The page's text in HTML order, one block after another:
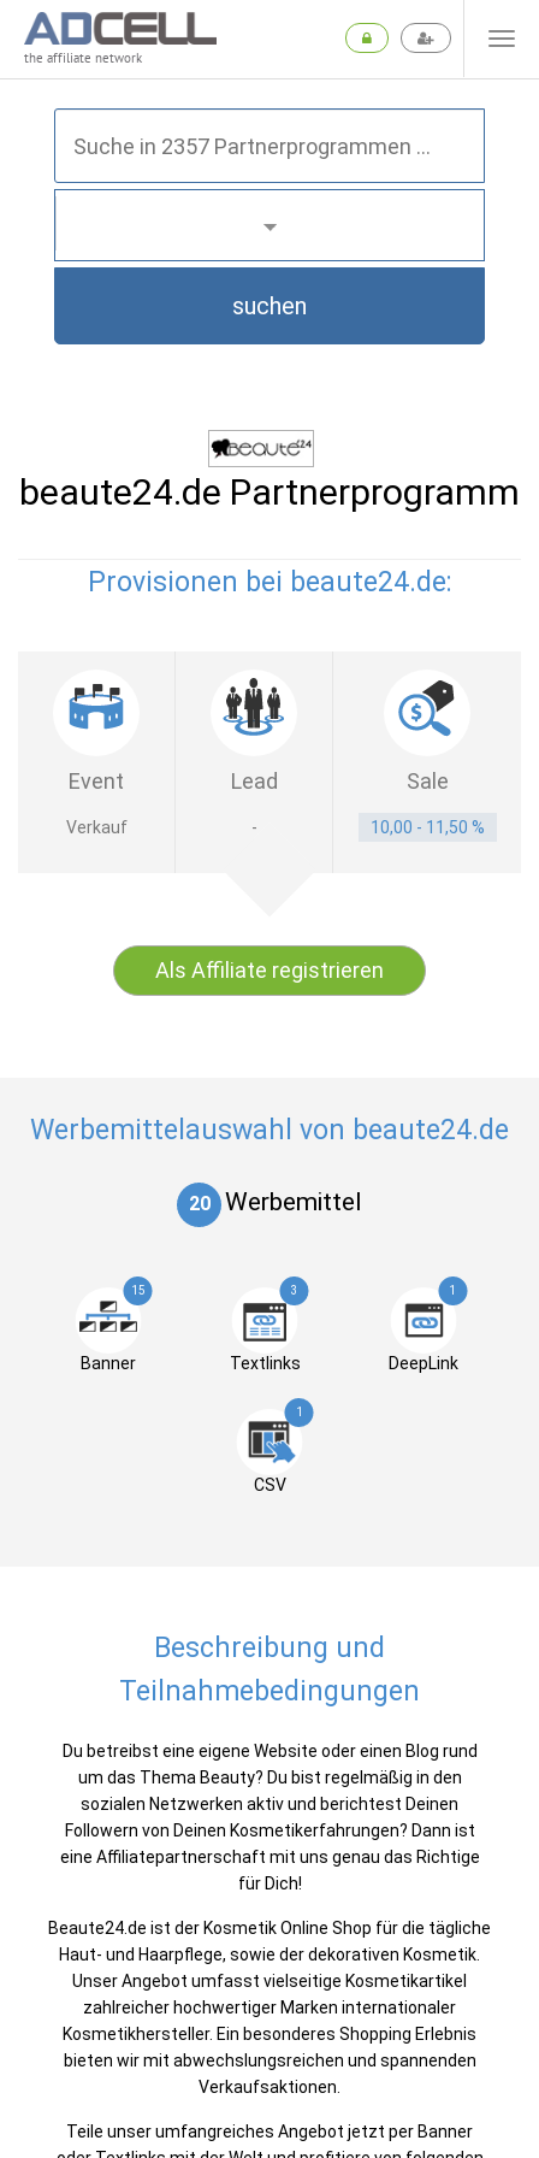
the affiliate network
suchen
beaute24.de Partnerprogramm
Provisionen bei beaute24.de:
Event Lead Sale
Verkauf - 10,00 - 11,50 %
Als Affiliate registrieren
Werbemittelauswahl von beaute24.de
20 Werbemittel
15
Banner
3
Textlinks
1
DeepLink
1
CSV
Beschreibung und
Teilnahmebedingungen
Du betreibst eine eigene Website oder einen Blog rund
um das Thema Beauty? Du bist regelmäßig in den
sozialen Netzwerken aktiv und berichtest Deinen
Followern von Deinen Kosmetikerfahrungen? Dann ist
eine Affiliatepartnerschaft mit uns genau das Richtige
für Dich!
Beaute24.de ist der Kosmetik Online Shop für die tägliche
Haut- und Haarpflege, sowie der dekorativen Kosmetik.
Unser Angebot umfasst vielseitige Kosmetikartikel
zahlreicher hochwertiger Marken internationaler
Kosmetikhersteller. Ein besonderes Shopping Erlebnis
bieten wir mit abwechslungsreichen und spannenden
Verkaufsaktionen.
Teile unser umfangreiches Angebot jetzt per Banner